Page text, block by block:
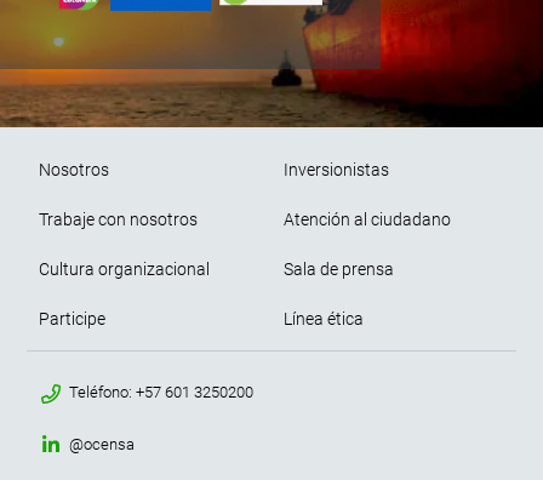
Pie de página
Nosotros Inversionistas
Trabaje con nosotros Atención al ciudadano
Cultura organizacional Sala de prensa
Participe Línea ética
menu contacto footer
Teléfono: +57 601 3250200
@ocensa